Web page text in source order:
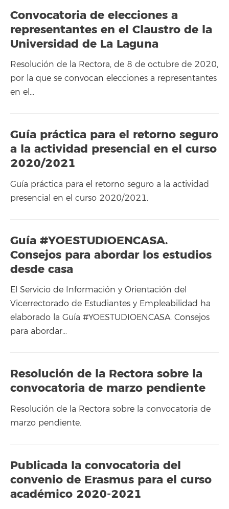
Convocatoria de elecciones a
representantes en el Claustro de la
Universidad de La Laguna
Resolución de la Rectora, de 8 de octubre de 2020,
por la que se convocan elecciones a representantes
en el…
Guía práctica para el retorno seguro
a la actividad presencial en el curso
2020/2021
Guía práctica para el retorno seguro a la actividad
presencial en el curso 2020/2021.
Guía #YOESTUDIOENCASA.
Consejos para abordar los estudios
desde casa
El Servicio de Información y Orientación del
Vicerrectorado de Estudiantes y Empleabilidad ha
elaborado la Guía #YOESTUDIOENCASA. Consejos
para abordar…
Resolución de la Rectora sobre la
convocatoria de marzo pendiente
Resolución de la Rectora sobre la convocatoria de
marzo pendiente.
Publicada la convocatoria del
convenio de Erasmus para el curso
académico 2020-2021